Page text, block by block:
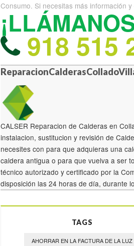
Consumo. Si necesitas más información
918 515
CALSER Reparacion de Calderas en
instalacion, sustitucion y revisión de
necesites con para que adquieras una
caldera antigua o para que vuelva a ser
técnico autorizado y certificado por la
disposición las 24 horas de día, durante
TAGS
AHORRAR EN LA FACTURA DE LA LUZ